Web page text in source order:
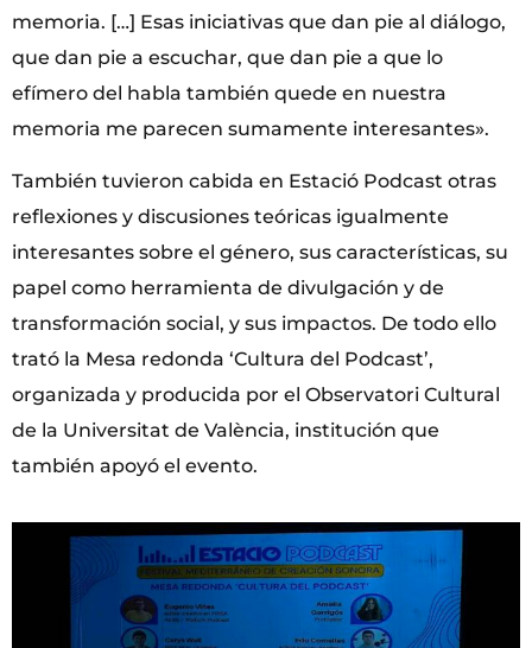
memoria. […] Esas iniciativas que dan pie al diálogo,
que dan pie a escuchar, que dan pie a que lo
efímero del habla también quede en nuestra
memoria me parecen sumamente interesantes».
También tuvieron cabida en Estació Podcast otras
reflexiones y discusiones teóricas igualmente
interesantes sobre el género, sus características, su
papel como herramienta de divulgación y de
transformación social, y sus impactos. De todo ello
trató la Mesa redonda ‘Cultura del Podcast’,
organizada y producida por el Observatori Cultural
de la Universitat de València, institución que
también apoyó el evento.